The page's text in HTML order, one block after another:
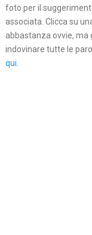
foto per il
associata. Clicca su
abbastanza ovvie, ma
indovinare tutte le
qui.